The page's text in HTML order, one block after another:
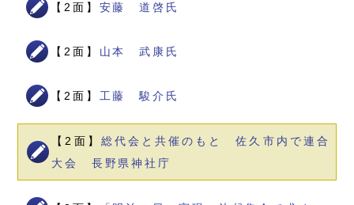
【2面】 安藤 道啓氏
【2面】 山本 武康氏
【2面】 工藤 駿介氏
【2面】 総代会と共催のもと 佐久市内で連合
大会 長野県神社庁